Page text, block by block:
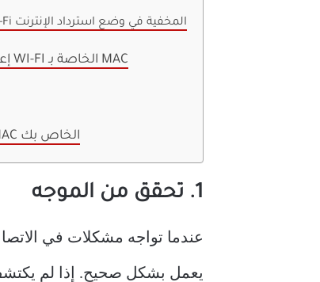
اتصل بشبكة Wi-Fi المخفية في وضع استرداد الإنترنت
2. إعادة ضبط إعدادات WI-FI الخاصة بـ MAC
احصل على فحص MAC الخاص بك
1. تحقق من الموجه